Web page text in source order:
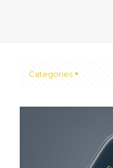
Categories